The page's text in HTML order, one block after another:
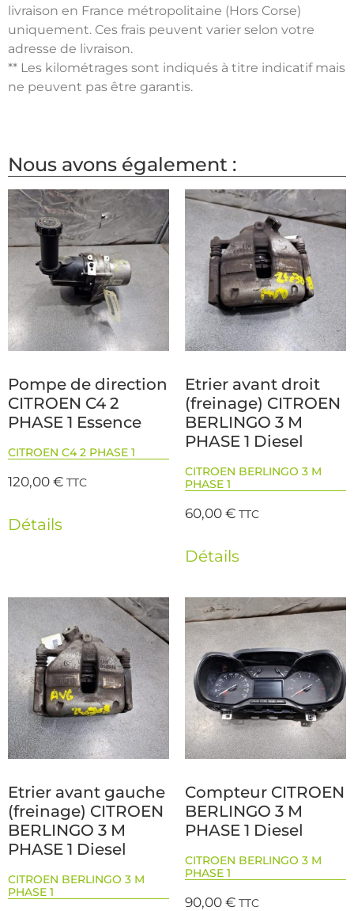
livraison en France métropolitaine (Hors Corse)
uniquement. Ces frais peuvent varier selon votre
adresse de livraison.
** Les kilométrages sont indiqués à titre indicatif mais
ne peuvent pas être garantis.
Nous avons également :
Pompe de direction
CITROEN C4 2
PHASE 1 Essence
CITROEN C4 2 PHASE 1
120,00€ TTC
Détails
Etrier avant droit
(freinage) CITROEN
BERLINGO 3 M
PHASE 1 Diesel
CITROEN BERLINGO 3 M
PHASE 1
60,00€ TTC
Détails
Etrier avant gauche
(freinage) CITROEN
BERLINGO 3 M
PHASE 1 Diesel
CITROEN BERLINGO 3 M
PHASE 1
Compteur CITROEN
BERLINGO 3 M
PHASE 1 Diesel
CITROEN BERLINGO 3 M
PHASE 1
90,00€ TTC